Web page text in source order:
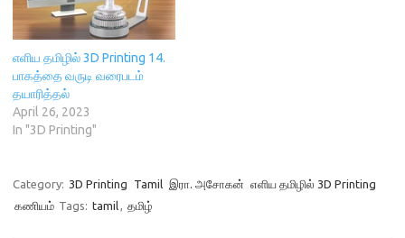
எளிய தமிழில் 3D Printing 14.
பாகத்தை வருடி வரைபடம்
தயாரித்தல்
April 26, 2023
In "3D Printing"
Category: 3D Printing Tamil இரா. அசோகன் எளிய தமிழில் 3D Printing
கணியம் Tags: tamil தமிழ்